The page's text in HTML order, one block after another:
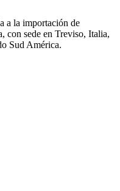
a la importación de
con sede en Treviso, Italia,
Sud América.